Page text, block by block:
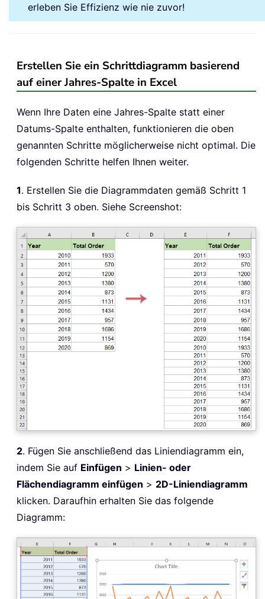
erleben Sie Effizienz wie nie zuvor!
Erstellen Sie ein Schrittdiagramm basierend
auf einer Jahres-Spalte in Excel
Wenn Ihre Daten eine Jahres-Spalte statt einer
Datums-Spalte enthalten, funktionieren die oben
genannten Schritte möglicherweise nicht optimal. Die
folgenden Schritte helfen Ihnen weiter.
1. Erstellen Sie die Diagrammdaten gemäß Schritt 1
bis Schritt 3 oben. Siehe Screenshot:
2. Fügen Sie anschließend das Liniendiagramm ein,
indem Sie auf Einfügen > Linien- oder
Flächendiagramm einfügen > 2D-Liniendiagramm
klicken. Daraufhin erhalten Sie das folgende
Diagramm: